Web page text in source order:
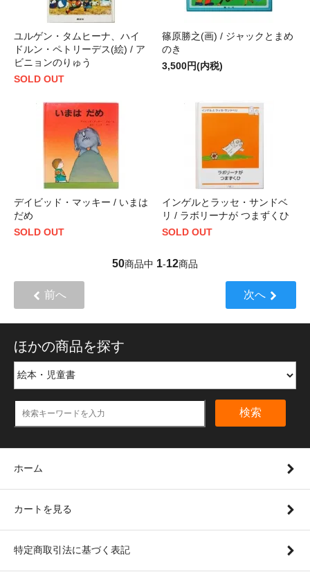
ユルゲン・タムヒーナ、ハイ
ドルン・ペトリーデス(絵) / ア
ビニョンのりゅう
SOLD OUT
篠原勝之(画) / ジャックとまめ
のき
3,500円(内税)
デイビッド・マッキー / いまは
だめ
SOLD OUT
インゲルとラッセ・サンドベ
リ / ラボリーナが つまずくひ
SOLD OUT
50商品中 1-12商品
前へ 次へ
ほかの商品を探す
検索
ホーム
カートを見る
特定商取引法に基づく表記